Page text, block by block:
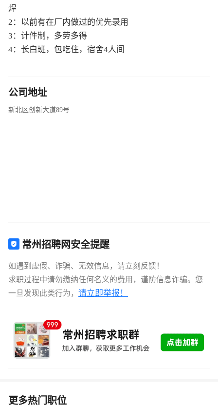
焊
2：以前有在厂内做过的优先录用
3：计件制，多劳多得
4：长白班，包吃住，宿舍4人间
公司地址
新北区创新大道89号
常州招聘网安全提醒
如遇到虚假、诈骗、无效信息，请立刻反馈！
求职过程中请勿缴纳任何名义的费用，谨防信息诈骗。您
一旦发现此类行为， 请立即举报！
更多热门职位